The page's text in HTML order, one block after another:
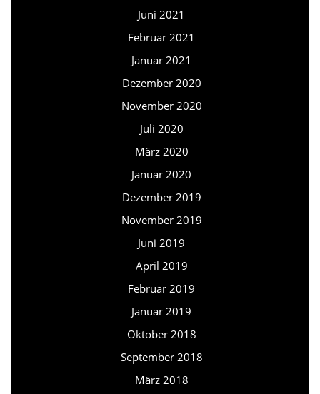
Juni 2021
Februar 2021
Januar 2021
Dezember 2020
November 2020
Juli 2020
März 2020
Januar 2020
Dezember 2019
November 2019
Juni 2019
April 2019
Februar 2019
Januar 2019
Oktober 2018
September 2018
März 2018